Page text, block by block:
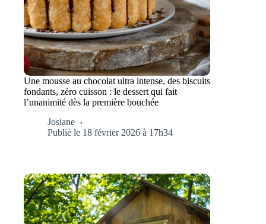
Une mousse au chocolat ultra intense, des biscuits
fondants, zéro cuisson : le dessert qui fait
l’unanimité dès la première bouchée
Josiane
Publié le 18 février 2026 à 17h34